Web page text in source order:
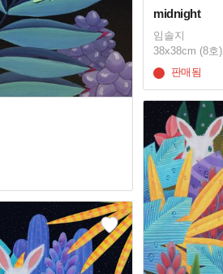
midnight
임솔지
38x38cm (8호)
판매됨